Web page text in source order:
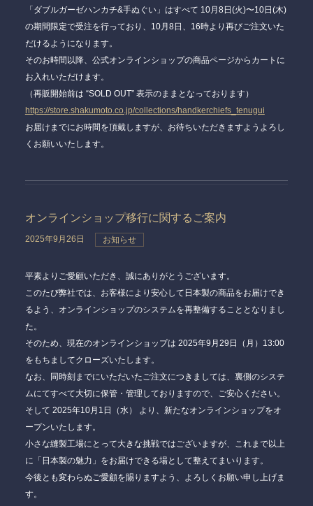
「ダブルガーゼハンカチ&手ぬぐい」はすべて 10月8日(火)〜10日(木)
の期間限定で受注を行っており、 10月8日、16時より再びご注文いた
だけるようになります。
そのお時間以降、公式オンラインショップの商品ページからカートに
お入れいただけます。
（再販開始前は “SOLD OUT” 表示のままとなっております）
https://store.shakumoto.co.jp/collections/handkerchiefs_tenugui
お届けまでにお時間を頂戴しますが、お待ちいただきますようよろし
くお願いいたします。
オンラインショップ移行に関するご案内
2025年9月26日 お知らせ
平素よりご愛顧いただき、誠にありがとうございます。
このたび弊社では、お客様により安心して日本製の商品をお届けでき
るよう、オンラインショップのシステムを再整備することとなりまし
た。
そのため、現在のオンラインショップは 2025年9月29日（月）13:00
をもちましてクローズいたします。
なお、同時刻までにいただいたご注文につきましては、裏側のシステ
ムにてすべて大切に保管・管理しておりますので、ご安心ください。
そして 2025年10月1日（水）
より、新たなオンラインショップをオ
ープンいたします。
小さな縫製工場にとって大きな挑戦ではございますが、これまで以上
に「日本製の魅力」をお届けできる場として整えてまいります。
今後とも変わらぬご愛顧を賜りますよう、よろしくお願い申し上げま
す。